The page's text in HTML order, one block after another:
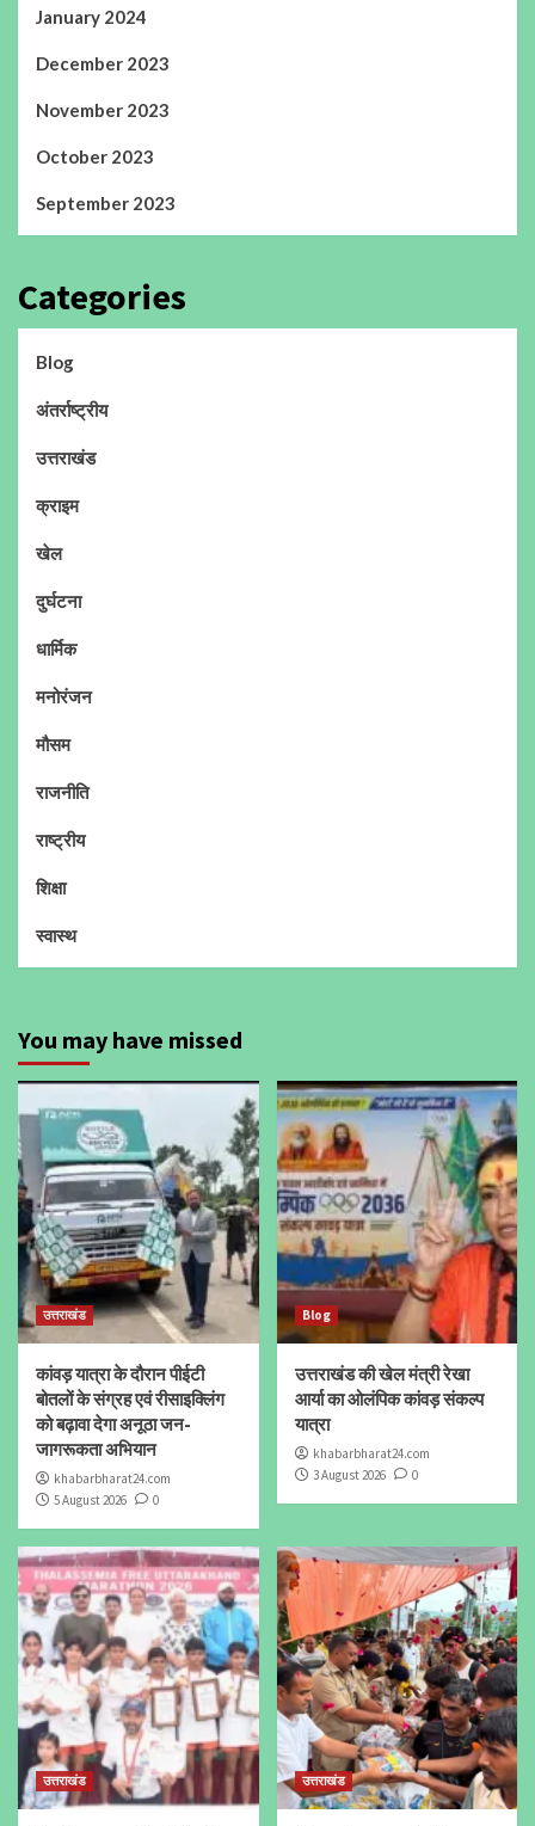
January 2024
December 2023
November 2023
October 2023
September 2023
Categories
Blog
अंतर्राष्ट्रीय
उत्तराखंड
क्राइम
खेल
दुर्घटना
धार्मिक
मनोरंजन
मौसम
राजनीति
राष्ट्रीय
शिक्षा
स्वास्थ
You may have missed
उत्तराखंड
कांवड़ यात्रा के दौरान पीईटी
बोतलों के संग्रह एवं रीसाइक्लिंग
को बढ़ावा देगा अनूठा जन-
जागरूकता अभियान
khabarbharat24.com
5 August 2026
0
Blog
उत्तराखंड की खेल मंत्री रेखा
आर्या का ओलंपिक कांवड़ संकल्प
यात्रा
khabarbharat24.com
3 August 2026
0
उत्तराखंड उत्तराखंड